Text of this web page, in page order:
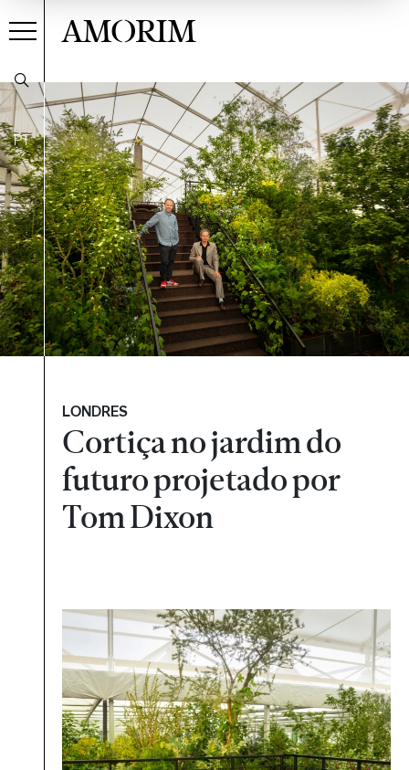
PT
AMORIM
LONDRES
Cortiça no jardim do
futuro projetado por
Tom Dixon